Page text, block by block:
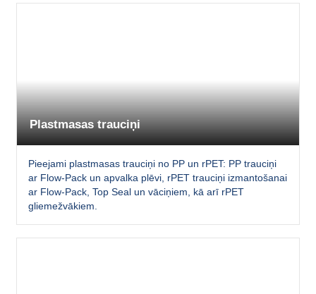
Plastmasas trauciņi
Pieejami plastmasas trauciņi no PP un rPET: PP trauciņi
ar Flow-Pack un apvalka plēvi, rPET trauciņi izmantošanai
ar Flow-Pack, Top Seal un vāciņiem, kā arī rPET
gliemežvākiem.